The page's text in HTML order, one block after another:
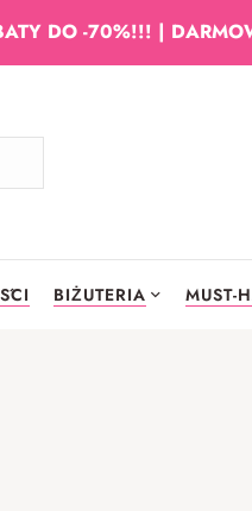
DO -70%!!! |
BIŻUTERIA MUST-